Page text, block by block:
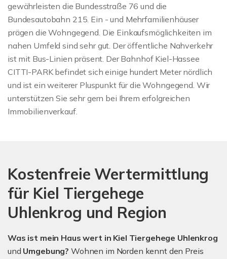
gewährleisten die Bundesstraße 76 und die
Bundesautobahn 215. Ein - und Mehrfamilienhäuser
prägen die Wohngegend. Die Einkaufsmöglichkeiten im
nahen Umfeld sind sehr gut. Der öffentliche Nahverkehr
ist mit Bus-Linien präsent. Der Bahnhof Kiel-Hassee
CITTI-PARK befindet sich einige hundert Meter nördlich
und ist ein weiterer Pluspunkt für die Wohngegend. Wir
unterstützen Sie sehr gern bei Ihrem erfolgreichen
Immobilienverkauf.
Kostenfreie Wertermittlung
für Kiel Tiergehege
Uhlenkrog und Region
Was ist mein Haus wert in Kiel Tiergehege Uhlenkrog
und Umgebung? Wohnen im Norden kennt den Preis